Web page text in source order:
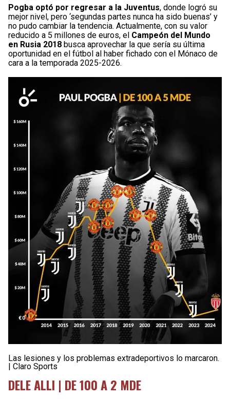
Pogba optó por regresar a la Juventus, donde logró su
mejor nivel, pero ‘segundas partes nunca ha sido buenas’ y
no pudo cambiar la tendencia. Actualmente, con su valor
reducido a 5 millones de euros, el Campeón del Mundo
en Rusia 2018 busca aprovechar la que sería su última
oportunidad en el fútbol al haber fichado con el Mónaco de
cara a la temporada 2025-2026.
Las lesiones y los problemas extradeportivos lo marcaron.
| Claro Sports
DELE ALLI | DE 100 A 2 MDE